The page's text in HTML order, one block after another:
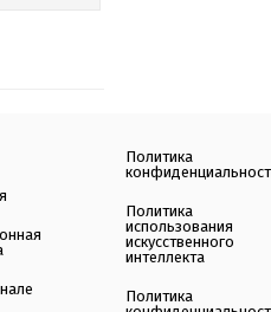
Политика
Политика
использования
искусственного
интеллекта
Политика